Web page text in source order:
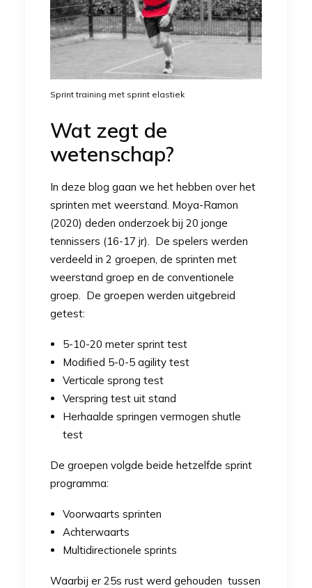
Sprint training met sprint elastiek
Wat zegt de
wetenschap?
In deze blog gaan we het hebben over het
sprinten met weerstand. Moya-Ramon
(2020) deden onderzoek bij 20 jonge
tennissers (16-17 jr). De spelers werden
verdeeld in 2 groepen, de sprinten met
weerstand groep en de conventionele
groep. De groepen werden uitgebreid
getest:
5-10-20 meter sprint test
Modified 5-0-5 agility test
Verticale sprong test
Verspring test uit stand
Herhaalde springen vermogen shutle
test
De groepen volgde beide hetzelfde sprint
programma:
Voorwaarts sprinten
Achterwaarts
Multidirectionele sprints
Waarbij er 25s rust werd gehouden tussen